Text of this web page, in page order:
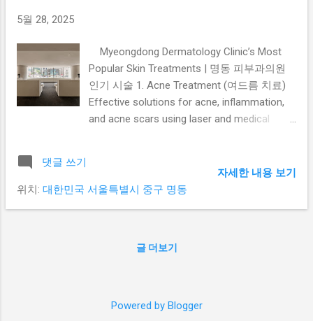
📍 Clinic Location & Hours Clinic Name: Lijin Clinic (리진의
South Kor...
5월 28, 2025
Myeongdong Dermatology Clinic’s Most
Popular Skin Treatments | 명동 피부과의원
인기 시술 1. Acne Treatment (여드름 치료)
Effective solutions for acne, inflammation,
and acne scars using laser and medical
니다. 2. Laser Toning & Brightening (레이저
토닝 & 미백) Gentle laser treatment to
술입니다. 3. Pore & Sebum Control (모공 &
skin. 모공을 축소하고 피지 분비를 조절해 매
댓글 쓰기
위치: 대한민국 서울특별시 중구 명동
자세한 내용 보기
글 더보기
Powered by Blogger